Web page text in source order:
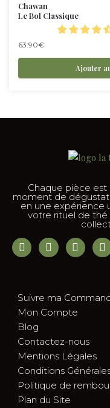
Chawan
Le Bol Classique
63.90€
Ajouter
Chaque pièce
moment de
en une expérience
votre rituel de thé
Suivre ma
Mon Compte
Blog
Contactez-nous
Mentions Légales
Conditions
Politique de
Plan du Site